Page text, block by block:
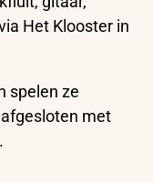
Het Klooster in
spelen ze
met